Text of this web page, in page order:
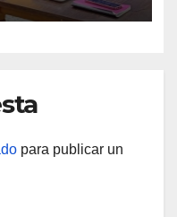
para publicar un